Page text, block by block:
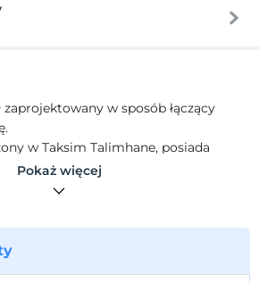
zaprojektowany w sposób łączący
w Taksim Talimhane, posiada
rodzaje pokoi.
Beyoğlu Talimhane.
Pokaż więcej